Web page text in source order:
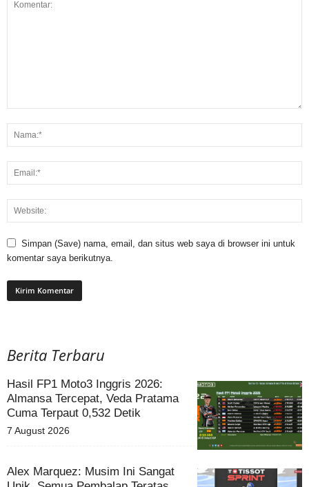
Simpan (Save) nama, email, dan situs web saya di browser ini untuk
komentar saya berikutnya.
Berita Terbaru
Hasil FP1 Moto3 Inggris 2026:
Almansa Tercepat, Veda Pratama
Cuma Terpaut 0,532 Detik
7 August 2026
Alex Marquez: Musim Ini Sangat